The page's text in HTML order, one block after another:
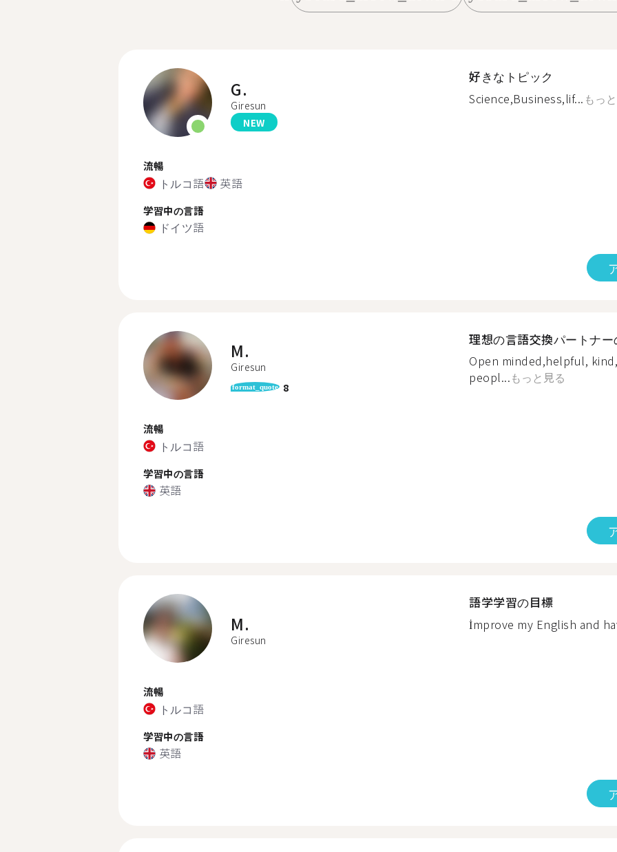
G.
Giresun
NEW
流暢
トルコ語 英語
学習中の言語
ドイツ語
好きなトピック
Science,Business,lif... もっ
M.
Giresun
format_quote 8
流暢
トルコ語
学習中の言語
英語
理想の言語交換パートナ
Open minded,helpful,
peopl...もっと見る
M.
Giresun
流暢
トルコ語
学習中の言語
英語
語学学習の目標
İmprove my English and